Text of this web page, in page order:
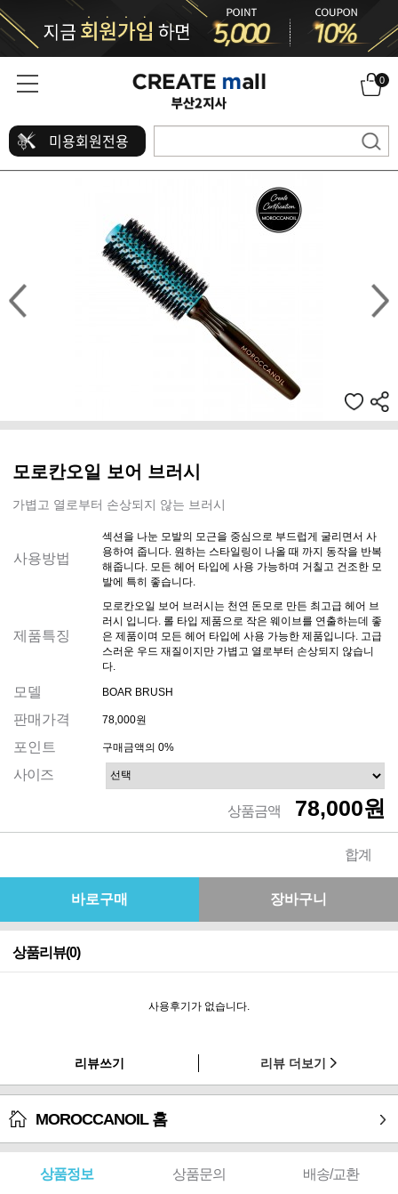
0
미용회원전용
모로칸오일 보어 브러시
가볍고 열로부터 손상되지 않는 브러시
사용방법
섹션을 나눈 모발의 모근을 중심으로 부드럽게 굴리면서 사
용하여 줍니다. 원하는 스타일링이 나올 때 까지 동작을 반복
해줍니다. 모든 헤어 타입에 사용 가능하며 거칠고 건조한 모
발에 특히 좋습니다.
제품특징
모로칸오일 보어 브러시는 천연 돈모로 만든 최고급 헤어 브
러시 입니다. 롤 타입 제품으로 작은 웨이브를 연출하는데 좋
은 제품이며 모든 헤어 타입에 사용 가능한 제품입니다. 고급
스러운 우드 재질이지만 가볍고 열로부터 손상되지 않습니
다.
모델 BOAR BRUSH
판매가격 78,000원
포인트 구매금액의 0%
사이즈
상품금액 78,000원
합계
상품리뷰(0)
사용후기가 없습니다.
리뷰쓰기 리뷰 더보기
MOROCCANOIL 홈
상품정보 상품문의 배송/교환